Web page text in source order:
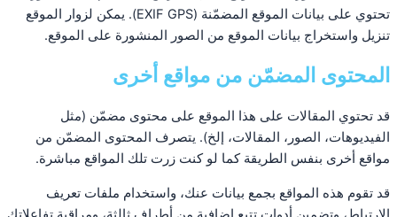
تحتوي على بيانات الموقع المضمّنة (EXIF GPS). يمكن لزوار الموقع
تنزيل واستخراج بيانات الموقع من الصور المنشورة على الموقع.
المحتوى المضمّن من مواقع أخرى
قد تحتوي المقالات على هذا الموقع على محتوى مضمّن (مثل
الفيديوهات، الصور، المقالات، إلخ). يتصرف المحتوى المضمّن من
مواقع أخرى بنفس الطريقة كما لو كنت زرت تلك المواقع مباشرة.
قد تقوم هذه المواقع بجمع بيانات عنك، واستخدام ملفات تعريف